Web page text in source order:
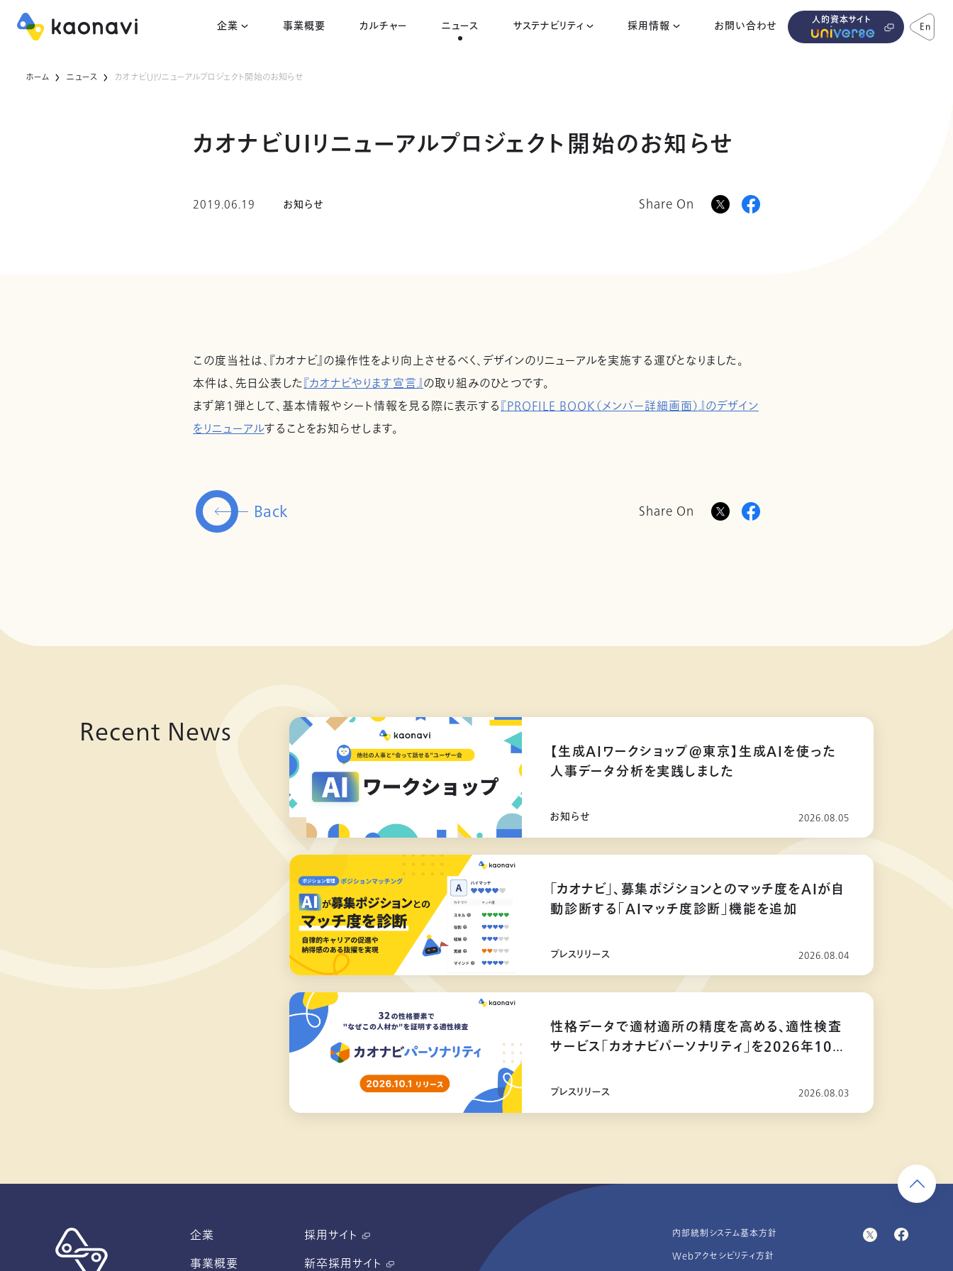
企業 事業概要 カルチャー ニュース サステナビリティ 採用情報 お問い合わせ 人的資本サイト En
ホーム ニュース カオナビUIリニューアルプロジェクト開始のお知らせ
カオナビUIリニューアルプロジェクト開始のお知らせ
2019.06.19 お知らせ Share On
この度当社は、『カオナビ』の操作性をより向上させるべく、デザインのリニューアルを実施する運びとなりました。
本件は、先日公表した『カオナビやります宣言』の取り組みのひとつです。
まず第1弾として、基本情報やシート情報を見る際に表示する『PROFILE BOOK（メンバー詳細画面）』のデザイン
をリニューアルすることをお知らせします。
Back Share On
Recent News
【生成AIワークショップ@東京】生成AIを使った
人事データ分析を実践しました
お知らせ 2026.08.05
「カオナビ」、募集ポジションとのマッチ度をAIが自
動診断する「AIマッチ度診断」機能を追加
プレスリリース 2026.08.04
性格データで適材適所の精度を高める、適性検査
サービス「カオナビパーソナリティ」を2026年10月
プレスリリース 2026.08.03
企業
事業概要
採用サイト
新卒採用サイト
内部統制システム基本方針
Webアクセシビリティ方針